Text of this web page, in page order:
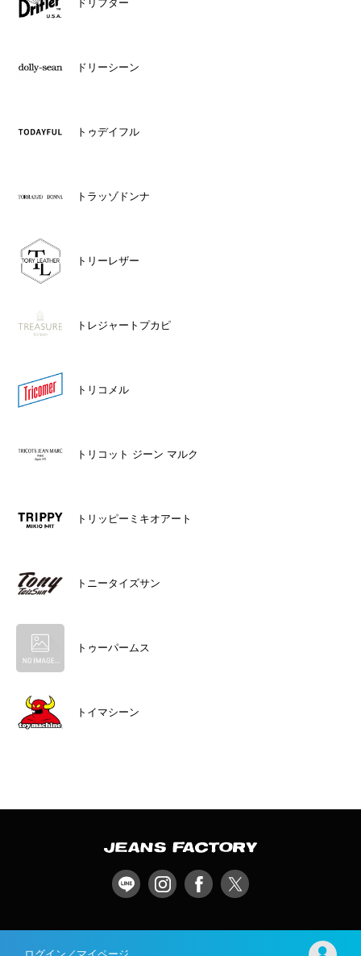
ドリフター
ドリーシーン
トゥデイフル
トラッゾドンナ
トリーレザー
トレジャートプカピ
トリコメル
トリコット ジーン マルク
トリッピーミキオアート
トニータイズサン
トゥーパームス
トイマシーン